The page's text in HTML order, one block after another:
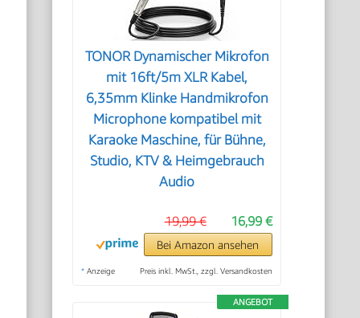
TONOR Dynamischer Mikrofon
mit 16ft/5m XLR Kabel,
6,35mm Klinke Handmikrofon
Microphone kompatibel mit
Karaoke Maschine, für Bühne,
Studio, KTV & Heimgebrauch
Audio
16,99 €
19,99 €
Bei Amazon ansehen
* Anzeige Preis inkl. MwSt., zzgl. Versandkosten
ANGEBOT